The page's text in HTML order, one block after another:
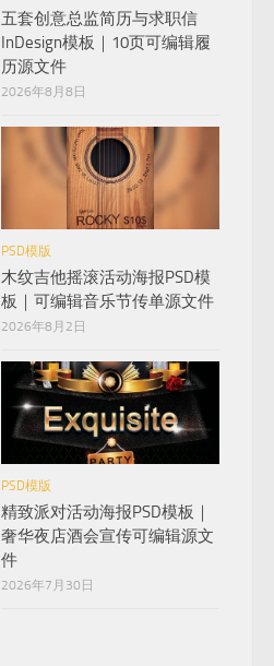
五套创意总监简历与求职信
InDesign模板｜10页可编辑履
历源文件
2026年8月8日
PSD模版
木纹吉他摇滚活动海报PSD模
板｜可编辑音乐节传单源文件
2026年8月2日
PSD模版
精致派对活动海报PSD模板｜
奢华夜店酒会宣传可编辑源文
件
2026年7月30日